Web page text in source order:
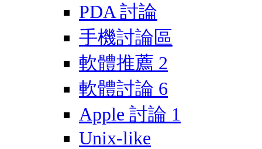
PDA 討論
手機討論區
軟體推薦 2
軟體討論 6
Apple 討論 1
Unix-like